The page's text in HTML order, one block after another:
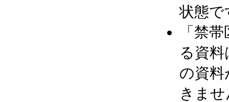
状態で
「禁
る資
の資料
きま